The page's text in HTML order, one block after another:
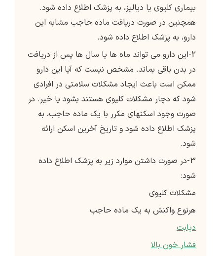
بیماری کلیوی یا دیالیز، به پزشک اطلاع داده شود.
همچنین در صورت دریافت ماده حاجب مشابه این
دارو، به پزشک اطلاع داده شود.
2-این دارو می تواند ماه ها یا سال ها پس از دریافت
در بدن باقی بماند. مشخص نیست که آیا این دارو
ممکن است باعث ایجاد مشکلات سلامتی در افرادی
شود که دچار مشکلات کلیوی هستند بشود یا خیر. در
صورت وجود اسکنهای مکرر با یک ماده حاجب، به
پزشک اطلاع داده شود و تاریخ آخرین اسکن ارائه
شود.
3-در صورت داشتن موارد زیر به پزشک اطلاع داده
شود:
مشکلات کلیوی
هرنوع واکنش به یک ماده حاجب
دیابت
فشار خون بالا